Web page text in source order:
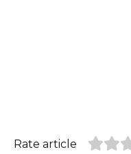
Rate article